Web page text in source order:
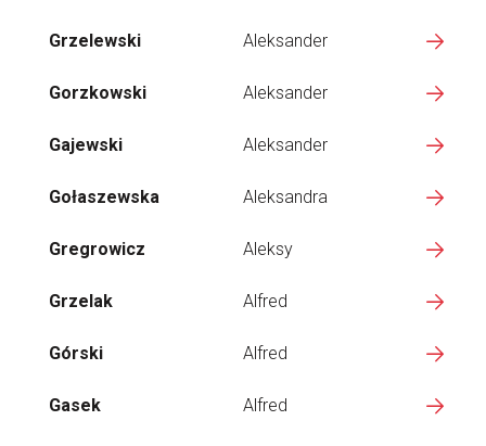
Grzelewski Aleksander
Gorzkowski Aleksander
Gajewski Aleksander
Gołaszewska Aleksandra
Gregrowicz Aleksy
Grzelak Alfred
Górski Alfred
Gasek Alfred